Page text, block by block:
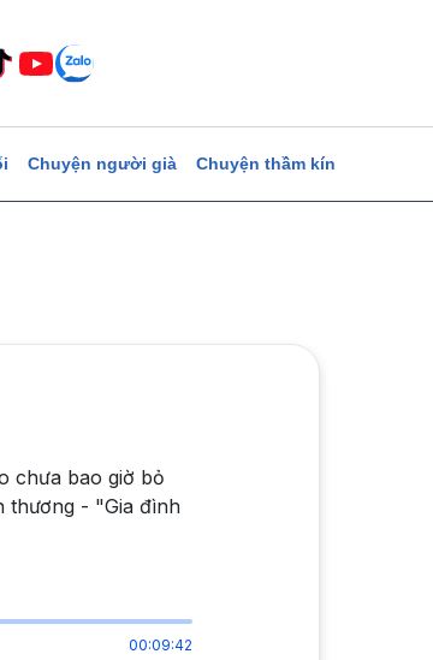
Chuyện người già Chuyện thầm kín
chưa bao giờ bỏ
thương - "Gia đình
00:09:42